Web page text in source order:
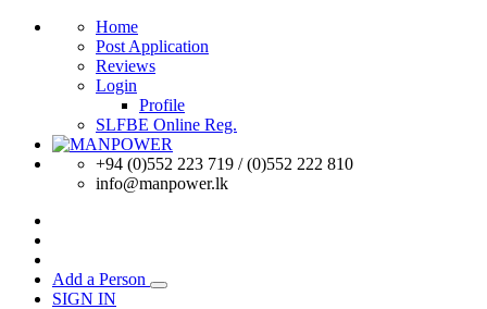
Home
Post Application
Reviews
Login
Profile
SLFBE Online Reg.
+94 (0)552 223 719 / (0)552 222 810
info@manpower.lk
Add a Person
SIGN IN